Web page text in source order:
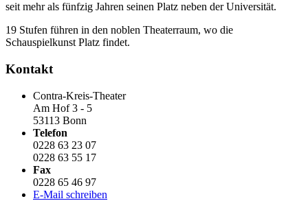
seit mehr als fünfzig Jahren seinen Platz neben der Universität.
19 Stufen führen in den noblen Theaterraum, wo die
Schauspielkunst Platz findet.
Kontakt
Contra-Kreis-Theater
Am Hof 3 - 5
53113 Bonn
Telefon
0228 63 23 07
0228 63 55 17
Fax
0228 65 46 97
E-Mail schreiben